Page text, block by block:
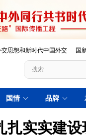
交思想和新时代中国外交 国
国情 品牌
实实建